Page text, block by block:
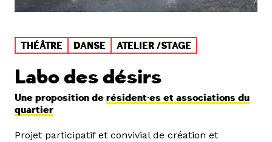
THÉÂTRE DANSE ATELIER /STAGE
Labo des désirs
Une proposition de résident·es et associations du
quartier
Projet participatif et convivial de création et